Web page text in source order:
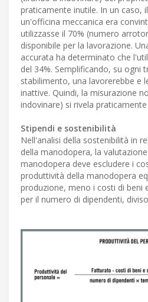
praticamente inutile. In un caso,
un'officina meccanica era
utilizzasse il 70% (numero
disponibile per la lavorazione.
accurata ha determinato che
del 34%. Semplificando, su ogni
stabilimento, una lavorerebbe e
inattive. Quindi, la misurazione
indovinare) si rivela
Stipendi e sostenibilità
Nell'analisi della sostenibilità in
della manodopera, la
manodopera deve escludere i
produttività della manodopera
produzione, meno i costi di beni
per il numero di dipendenti,